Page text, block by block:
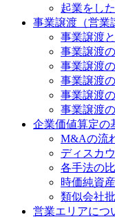
起業をし
事業譲渡（営業
事業譲渡
事業譲渡
事業譲渡
事業譲渡
事業譲渡
事業譲渡
企業価値算定の
M&Aの流
ディスカ
各手法の
時価純資
類似会社
営業エリアにつ